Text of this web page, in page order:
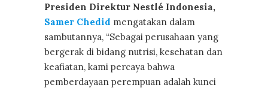
Presiden Direktur Nestlé Indonesia,
Samer Chedid mengatakan dalam
sambutannya, “Sebagai perusahaan yang
bergerak di bidang nutrisi, kesehatan dan
keafiatan, kami percaya bahwa
pemberdayaan perempuan adalah kunci